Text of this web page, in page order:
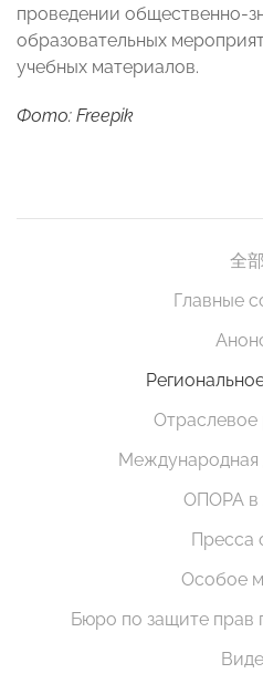
проведении общественно-
образовательных
учебных материалов.
Фото: Freepik
全部
Главные
Отраслевое
Международная
ОПОРА в
Пресса
Особое
Бюро по защите прав